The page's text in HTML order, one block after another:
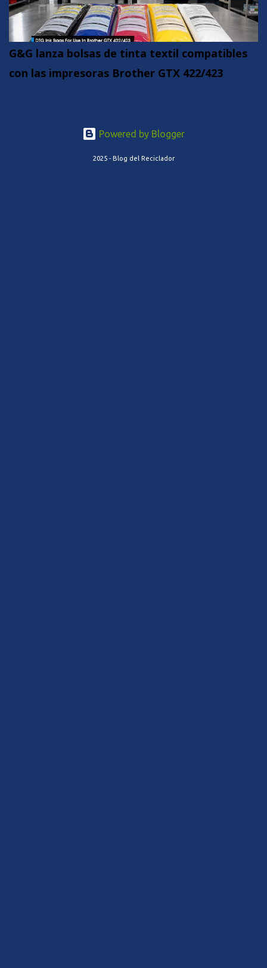
G&G lanza bolsas de tinta textil compatibles
con las impresoras Brother GTX 422/423
Powered by Blogger
2025 - Blog del Reciclador